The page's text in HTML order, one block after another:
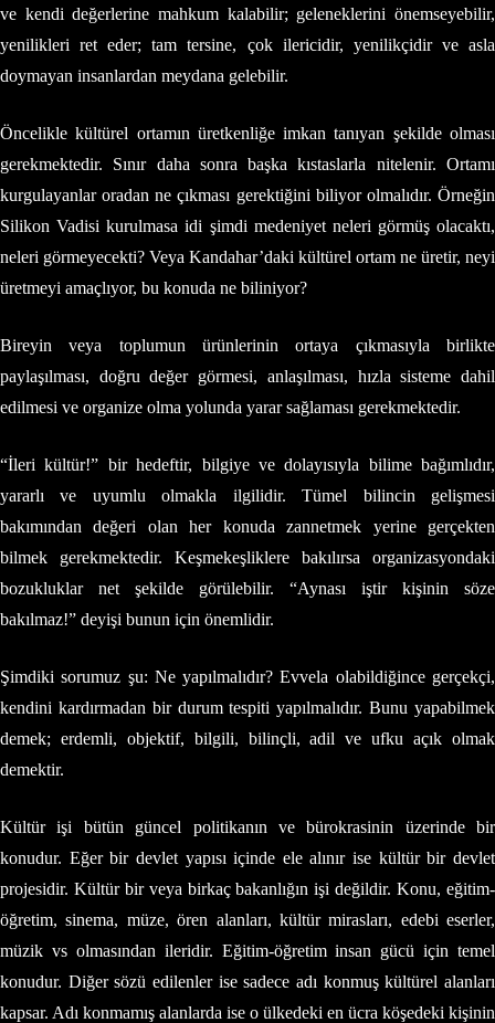
ve kendi değerlerine mahkum kalabilir; geleneklerini önemseyebilir,
yenilikleri ret eder; tam tersine, çok ilericidir, yenilikçidir ve asla
doymayan insanlardan meydana gelebilir.
Öncelikle kültürel ortamın üretkenliğe imkan tanıyan şekilde olması
gerekmektedir. Sınır daha sonra başka kıstaslarla nitelenir. Ortamı
kurgulayanlar oradan ne çıkması gerektiğini biliyor olmalıdır. Örneğin
Silikon Vadisi kurulmasa idi şimdi medeniyet neleri görmüş olacaktı,
neleri görmeyecekti? Veya Kandahar’daki kültürel ortam ne üretir, neyi
üretmeyi amaçlıyor, bu konuda ne biliniyor?
Bireyin veya toplumun ürünlerinin ortaya çıkmasıyla birlikte
paylaşılması, doğru değer görmesi, anlaşılması, hızla sisteme dahil
edilmesi ve organize olma yolunda yarar sağlaması gerekmektedir.
“İleri kültür!” bir hedeftir, bilgiye ve dolayısıyla bilime bağımlıdır,
yararlı ve uyumlu olmakla ilgilidir. Tümel bilincin gelişmesi
bakımından değeri olan her konuda zannetmek yerine gerçekten
bilmek gerekmektedir. Keşmekeşliklere bakılırsa organizasyondaki
bozukluklar net şekilde görülebilir. “Aynası iştir kişinin söze
bakılmaz!” deyişi bunun için önemlidir.
Şimdiki sorumuz şu: Ne yapılmalıdır? Evvela olabildiğince gerçekçi,
kendini kardırmadan bir durum tespiti yapılmalıdır. Bunu yapabilmek
demek; erdemli, objektif, bilgili, bilinçli, adil ve ufku açık olmak
demektir.
Kültür işi bütün güncel politikanın ve bürokrasinin üzerinde bir
konudur. Eğer bir devlet yapısı içinde ele alınır ise kültür bir devlet
projesidir. Kültür bir veya birkaç bakanlığın işi değildir. Konu, eğitim-
öğretim, sinema, müze, ören alanları, kültür mirasları, edebi eserler,
müzik vs olmasından ileridir. Eğitim-öğretim insan gücü için temel
konudur. Diğer sözü edilenler ise sadece adı konmuş kültürel alanları
kapsar. Adı konmamış alanlarda ise o ülkedeki en ücra köşedeki kişinin